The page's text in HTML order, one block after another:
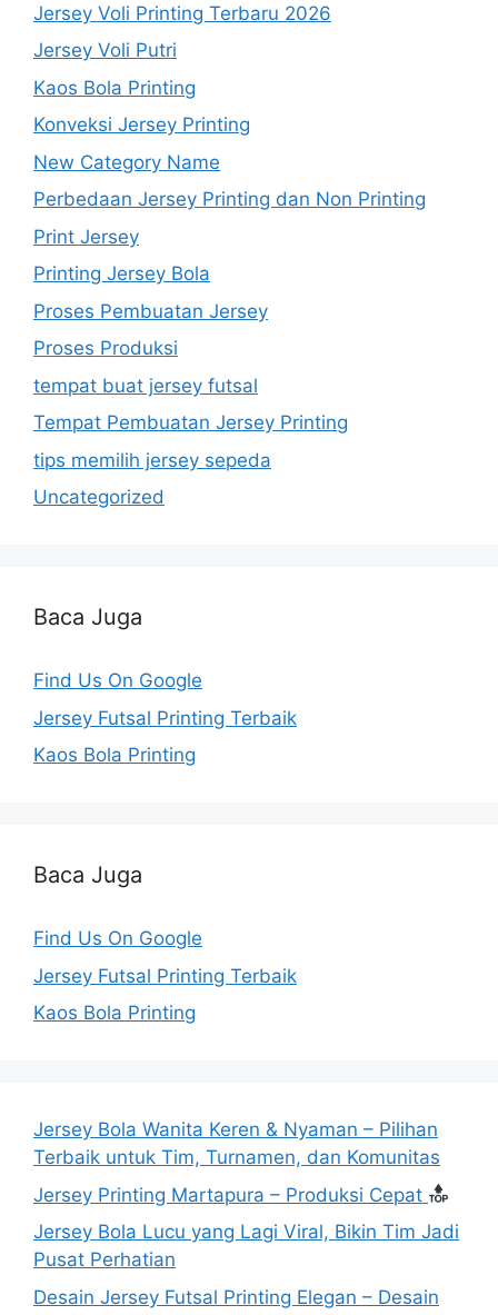
Jersey Voli Printing Terbaru 2026
Jersey Voli Putri
Kaos Bola Printing
Konveksi Jersey Printing
New Category Name
Perbedaan Jersey Printing dan Non Printing
Print Jersey
Printing Jersey Bola
Proses Pembuatan Jersey
Proses Produksi
tempat buat jersey futsal
Tempat Pembuatan Jersey Printing
tips memilih jersey sepeda
Uncategorized
Baca Juga
Find Us On Google
Jersey Futsal Printing Terbaik
Kaos Bola Printing
Baca Juga
Find Us On Google
Jersey Futsal Printing Terbaik
Kaos Bola Printing
Jersey Bola Wanita Keren & Nyaman – Pilihan
Terbaik untuk Tim, Turnamen, dan Komunitas
Jersey Printing Martapura – Produksi Cepat
Jersey Bola Lucu yang Lagi Viral, Bikin Tim Jadi
Pusat Perhatian
Desain Jersey Futsal Printing Elegan – Desain